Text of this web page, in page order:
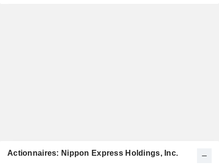
Actionnaires: Nippon Express Holdings, Inc.